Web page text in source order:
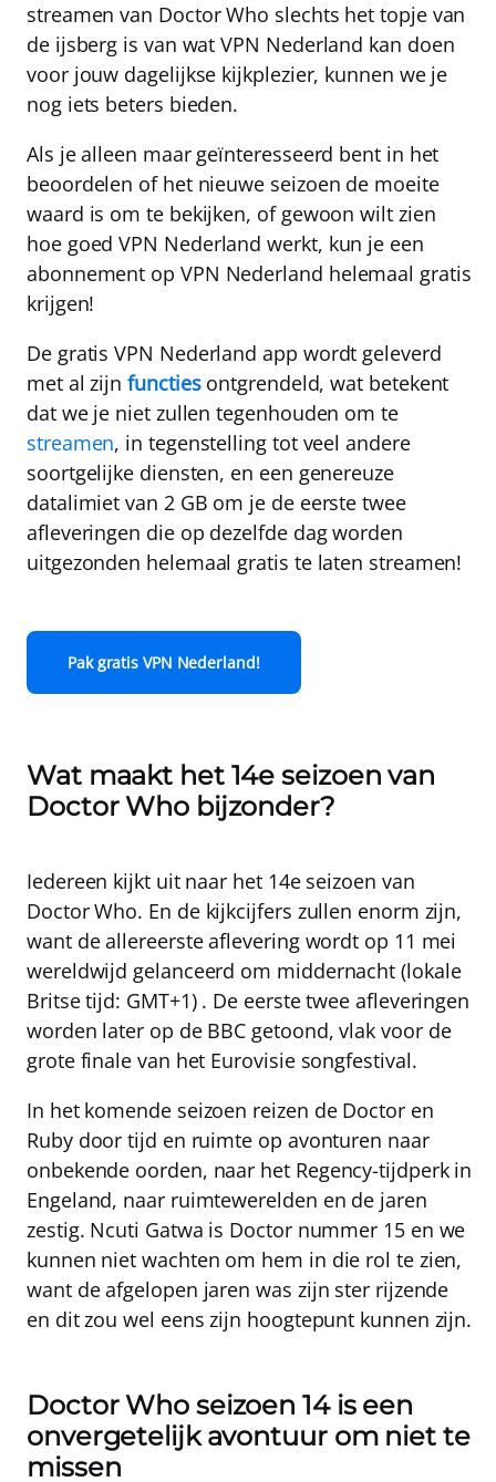
streamen van Doctor Who slechts het topje van
de ijsberg is van wat VPN Nederland kan doen
voor jouw dagelijkse kijkplezier, kunnen we je
nog iets beters bieden.
Als je alleen maar geïnteresseerd bent in het
beoordelen of het nieuwe seizoen de moeite
waard is om te bekijken, of gewoon wilt zien
hoe goedVPN Nederland werkt, kun je een
abonnement op VPN Nederland helemaal gratis
krijgen!
De gratisVPN Nederland app wordt geleverd
met al zijnfunctiesontgrendeld, wat betekent
dat we je niet zullen tegenhouden om te
streamen, in tegenstelling tot veel andere
soortgelijke diensten, en een genereuze
datalimiet van 2 GB om je de eerste twee
afleveringen die op dezelfde dag worden
uitgezonden helemaal gratis te laten streamen!
Pak gratis VPN Nederland!
Wat maakt het 14e seizoen van
Doctor Who bijzonder?
Iedereen kijkt uit naar het 14e seizoen van
Doctor Who. En de kijkcijfers zullen enorm zijn,
want de allereerste aflevering wordt op 11 mei
wereldwijd gelanceerd om middernacht (lokale
Britse tijd: GMT+1) . De eerste twee afleveringen
worden later op de BBC getoond, vlak voor de
grote finale van het Eurovisie songfestival.
In het komende seizoen reizen de Doctor en
Ruby door tijd en ruimte op avonturen naar
onbekende oorden, naar het Regency-tijdperk in
Engeland, naar ruimtewerelden en de jaren
zestig. Ncuti Gatwa is Doctor nummer 15 en we
kunnen niet wachten om hem in die rol te zien,
want de afgelopen jaren was zijn ster rijzende
en dit zou wel eens zijn hoogtepunt kunnen zijn.
Doctor Who seizoen 14 is een
onvergetelijk avontuur om niet te
missen